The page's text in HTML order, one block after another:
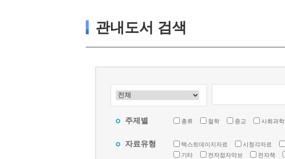
관내도서 검색
주제별 총류 철학 종교 사회과학
자료유형 텍스트데이지자료 시청각자료
기타
전자점자악보 전자책